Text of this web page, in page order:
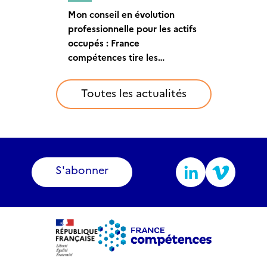
Mon conseil en évolution
professionnelle pour les actifs
occupés : France
compétences tire les
2020-2023
Mon conseil en évolution
professionnelle pour les actifs
occupés : lancement du
marché public pour la période
Comment les bénéficiaires du
CEP-actifs occupés
perçoivent-ils ce service ?
Toutes les actualités
S'abonner